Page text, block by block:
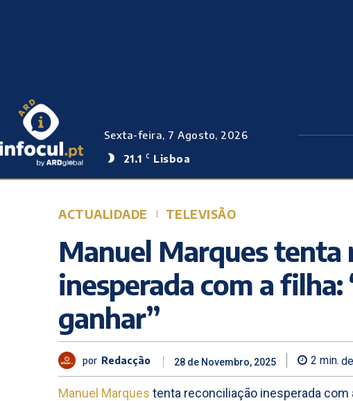
Sexta-feira, 7 Agosto, 2026
21.1 C Lisboa
ACTUALIDADE TELEVISÃO
Manuel Marques tenta
inesperada com a filha:
ganhar”
por Redacção 28 de Novembro, 2025 2 min.
Manuel Marques tenta reconciliação inesperada com